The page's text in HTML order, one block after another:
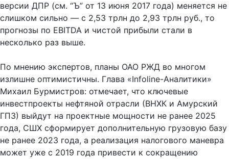
версии ДПР (см. “Ъ” от 13 июня 2017 года) меняется не
слишком сильно — с 2,53 трлн до 2,93 трлн руб., то
прогнозы по EBITDA и чистой прибыли стали в
несколько раз выше.
По мнению экспертов, планы ОАО РЖД во многом
излишне оптимистичны. Глава «Infoline-Аналитики»
Михаил Бурмистров: отмечает, что ключевые
инвестпроекты нефтяной отрасли (ВНХК и Амурский
ГПЗ) выйдут на проектные мощности не ранее 2025
года, СШХ сформирует дополнительную грузовую базу
не ранее 2023 года, а реализация налогового маневра
может уже с 2019 года привести к сокращению